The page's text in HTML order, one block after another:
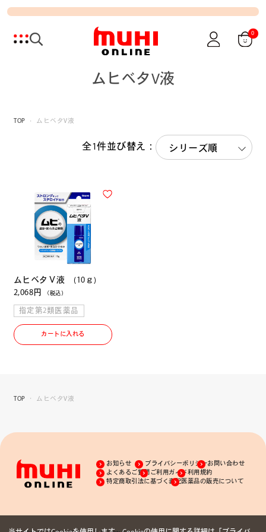
0
ムヒベタV液
TOP ムヒベタV液
全1件並び替え：
ムヒベタⅤ液 (10ｇ)
2,068円
（税込）
指定第2類医薬品
カートに入れる
TOP ムヒベタV液
お知らせ
よくあるご質問
プライバシーポリシーお問い合わせ
特定商取引法に基づく表記医薬品の販売について
ご利用ガイド利用規約